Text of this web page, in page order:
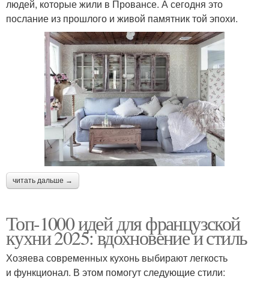
людей, которые жили в Провансе. А сегодня это
послание из прошлого и живой памятник той эпохи.
читать дальше →
Топ-1000 идей для французской
кухни 2025: вдохновение и стиль
Хозяева современных кухонь выбирают легкость
и функционал. В этом помогут следующие стили: